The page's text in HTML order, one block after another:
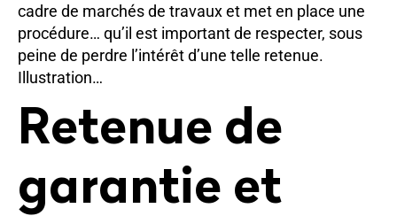
cadre de marchés de travaux et met en place une
procédure… qu’il est important de respecter, sous
peine de perdre l’intérêt d’une telle retenue.
Illustration…
Retenue de
garantie et